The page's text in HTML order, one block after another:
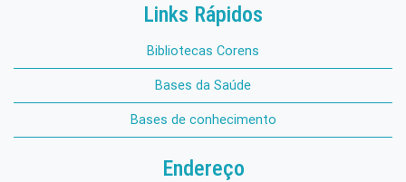
Links Rápidos
Bibliotecas Corens
Bases da Saúde
Bases de conhecimento
Endereço